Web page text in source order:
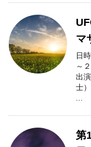
マ
日
～
出
士
...
第